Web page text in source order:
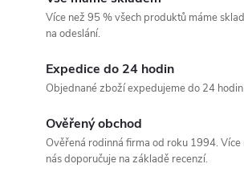
Více než 95 % všech produktů máme
na odeslání.
Expedice do 24 hodin
Objednané zboží expedujeme do 24
Ověřený obchod
Ověřená rodinná firma od roku 1994.
nás doporučuje na základě recenzí.